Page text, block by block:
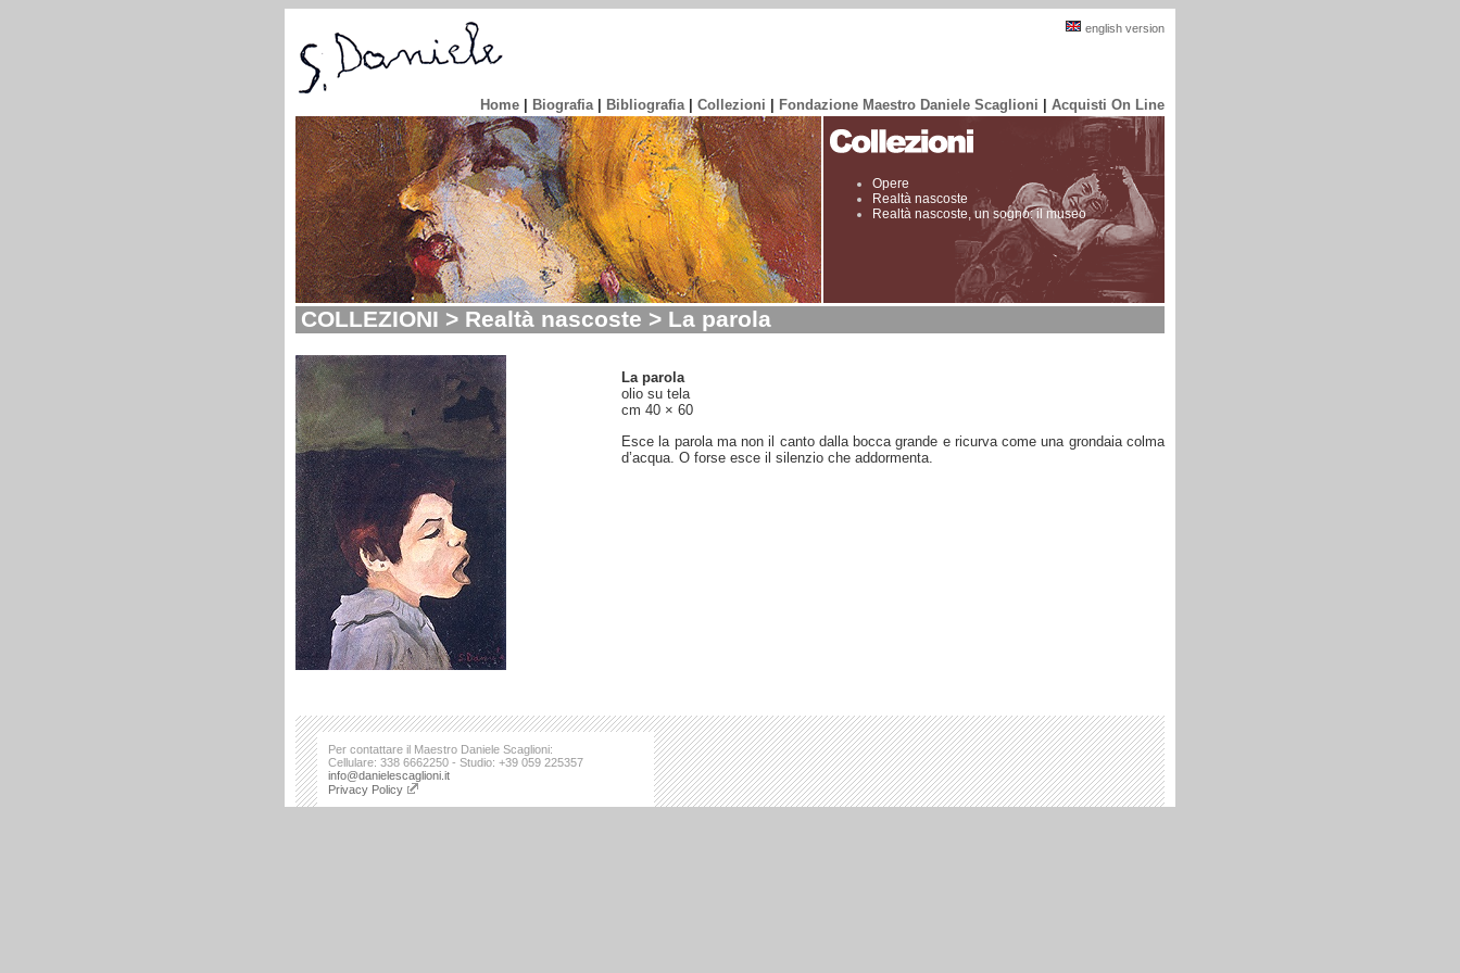
english version
Home Biografia| Bibliografia| Collezioni Fondazione Maestro Daniele Scaglioni Acquisti On Line
Opere
Realtà nascoste
Realtà nascoste, un sogno: il museo
COLLEZIONI > Realtà nascoste > La parola
La parola
olio su tela
cm 40 × 60
Esce la parola ma non il canto dalla bocca grande e ricurva come una grondaia colma
d’acqua. O forse esce il silenzio che addormenta.
Per contattare il Maestro Daniele Scaglioni:
Cellulare: 338 6662250 - Studio: +39 059 225357
info@danielescaglioni.it
Privacy Policy